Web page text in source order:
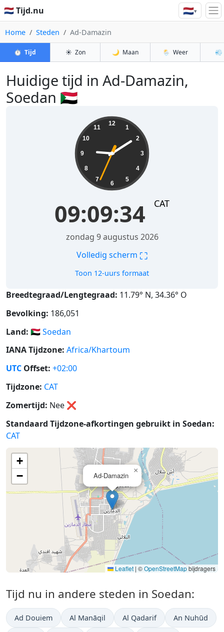
🇳🇱 Tijd.nu 🇳🇱▾
Home Steden Ad-Damazin
⏱️ Tijd ☀️ Zon 🌙 Maan 🌦️ Weer 💨
Huidige tijd in Ad-Damazin,
Soedan 🇸🇩
12
1
2
3
4
5
6
7
8
9
10
11
09:09:34 CAT
zondag 9 augustus 2026
Volledig scherm ⛶
Toon 12-uurs formaat
Breedtegraad/Lengtegraad: 11.79° N, 34.36° O
Bevolking: 186,051
Land: 🇸🇩Soedan
IANA Tijdzone: Africa/Khartoum
UTC Offset: +02:00
Tijdzone: CAT
Zomertijd: Nee ❌
Standaard Tijdzone-afkortingen gebruikt in Soedan:
CAT
Ad-Damazin
×
+
−
Leaflet | ©OpenStreetMapbijdragers
Tijd nu in andere steden in Soedan:
Ad Douiem Al Manāqil Al Qadarif An Nuhūd